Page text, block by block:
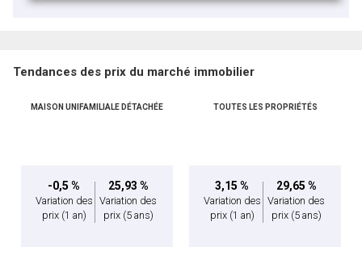
Tendances des prix du marché immobilier
MAISON UNIFAMILIALE DÉTACHÉE
-0,5 %
Variation des
prix (1 an)
25,93 %
Variation des
prix (5 ans)
TOUTES LES PROPRIÉTÉS
3,15 %
Variation des
prix (1 an)
29,65 %
Variation des
prix (5 ans)